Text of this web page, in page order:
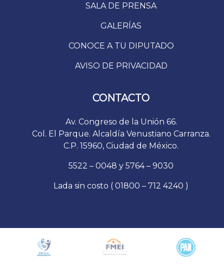
SALA DE PRENSA
GALERÍAS
CONOCE A TU DIPUTADO
AVISO DE PRIVACIDAD
CONTACTO
Av. Congreso de la Unión 66.
Col. El Parque. Alcaldía Venustiano Carranza.
C.P. 15960, Ciudad de México.
5522 – 0048 y 5764 – 9030
Lada sin costo ( 01800 – 712 4240 )